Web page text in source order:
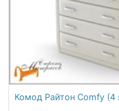
Комод Райтон Comfy (4